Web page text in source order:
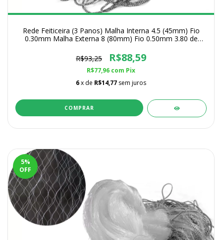
Rede Feiticeira (3 Panos) Malha Interna 4.5 (45mm) Fio
0.30mm Malha Externa 8 (80mm) Fio 0.50mm 3.80 de
R$93,25
R$88,59
R$77,96 com Pix
6x de R$14,77 sem juros
COMPRAR
5%
OFF